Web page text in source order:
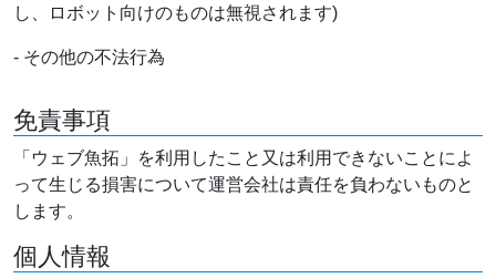
し、ロボット向けのものは無視されます)
- その他の不法行為
免責事項
「ウェブ魚拓」を利用したこと又は利用できないことによ
って生じる損害について運営会社は責任を負わないものと
します。
個人情報